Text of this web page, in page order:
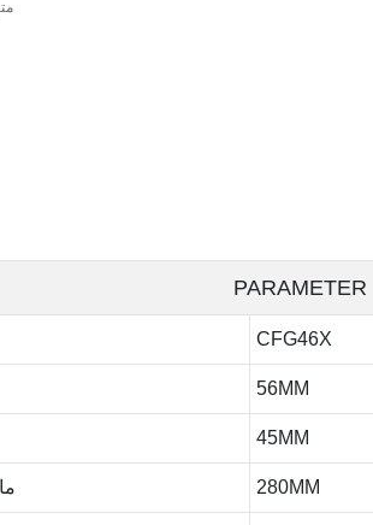
PARAMETER
CFG46X
56MM
45MM
280MM